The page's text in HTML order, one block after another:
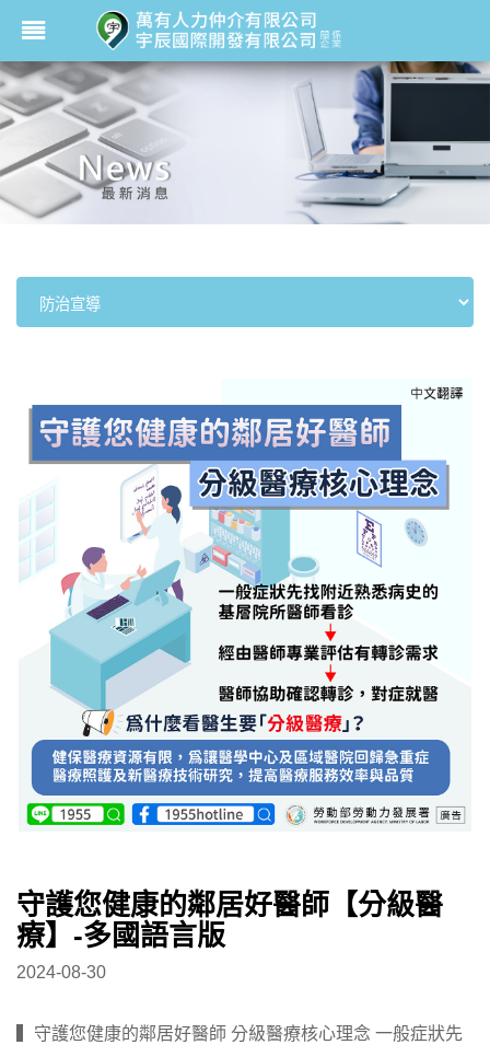
守護您健康的鄰居好醫師【分級醫
療】-多國語言版
2024-08-30
▍守護您健康的鄰居好醫師 分級醫療核心理念 一般症狀先